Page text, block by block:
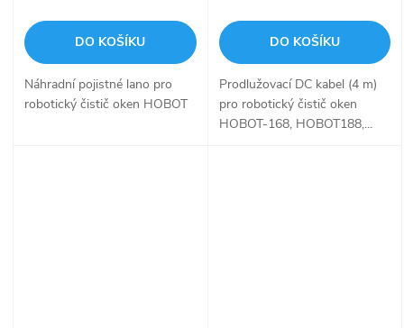
DO KOŠÍKU
Náhradní pojistné lano pro
robotický čistič oken HOBOT
DO KOŠÍKU
Prodlužovací DC kabel (4 m)
pro robotický čistič oken
HOBOT-168, HOBOT188,...